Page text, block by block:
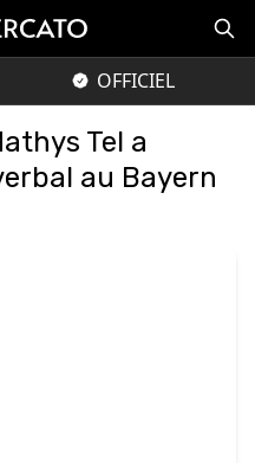
OFFICIEL
Tel a
au Bayern